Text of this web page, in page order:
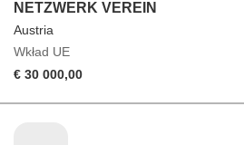
NETZWERK VEREIN
Austria
Wkład UE
€ 30 000,00